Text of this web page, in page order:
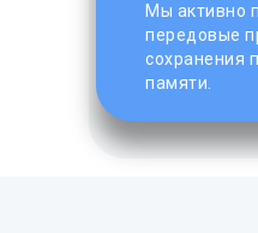
Мы активно
передовые
сохранения
памяти.